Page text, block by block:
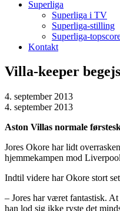
Superliga
Superliga i TV
Superliga-stilling
Superliga-
Kontakt
Villa-keeper
4. september 2013
4. september 2013
Aston Villas normale
Jores Okore har lidt
hjemmekampen mod
Indtil videre har Okore stort
– Jores har været fantastisk.
han lod sig ikke ryste det